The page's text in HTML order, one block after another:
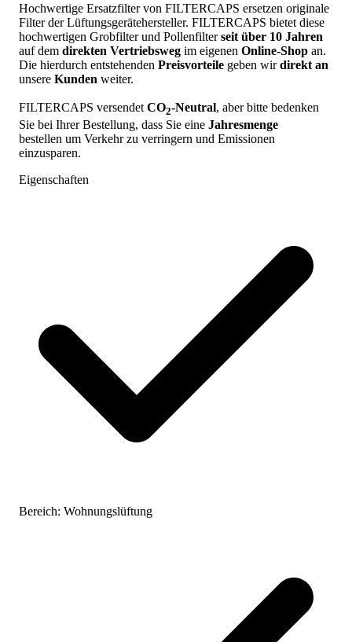
Hochwertige Ersatzfilter von FILTERCAPS ersetzen originale
Filter der Lüftungsgerätehersteller. FILTERCAPS bietet diese
hochwertigen Grobfilter und Pollenfilterseit über 10 Jahren
auf dem direkten Vertriebsweg im eigenen Online-Shop an.
Die hierdurch entstehenden Preisvorteile geben wirdirekt an
unsere Kunden weiter.
FILTERCAPS versendet CO2-Neutral, aber bitte bedenken
Sie bei Ihrer Bestellung, dass Sie eine Jahresmenge
bestellen um Verkehr zu verringern und Emissionen
einzusparen.
Eigenschaften
Bereich: Wohnungslüftung